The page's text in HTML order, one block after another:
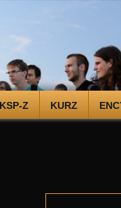
KSP-Z KURZ